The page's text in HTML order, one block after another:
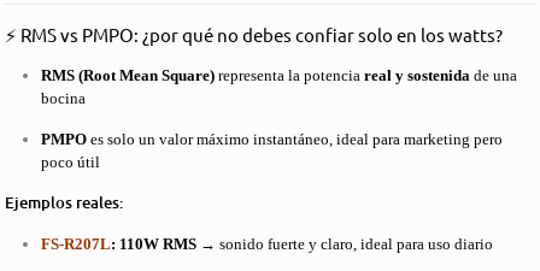
⚡ RMS vs PMPO: ¿por qué no debes confiar solo en los watts?
RMS (Root Mean Square) representa la potenciareal y sostenida de una
bocina
PMPO es solo un valor máximo instantáneo, ideal para marketing pero
poco útil
Ejemplos reales:
FS-R207L: 110W RMS → sonido fuerte y claro, ideal para uso diario